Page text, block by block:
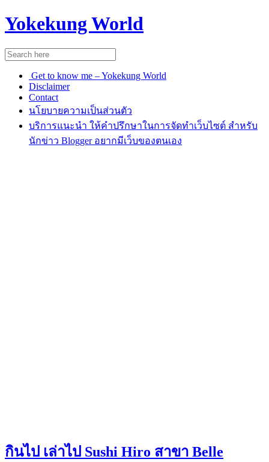
Yokekung World
Get to know me – Yokekung World
Disclaimer
Contact
นโยบายความเป็นส่วนตัว
บริการแนะนำ ให้คำปรึกษาในการจัดทำเว็บไซต์ สำหรับ
นักข่าว Blogger อยากมีเว็บของตนเอง
กินไป เล่าไป Sushi Hiro สาขา Belle